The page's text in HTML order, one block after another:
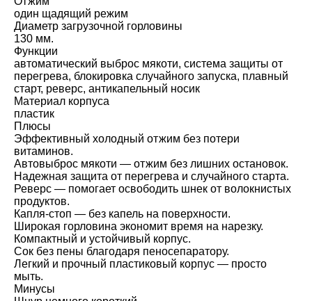
один щадящий режим
Диаметр загрузочной горловины
130 мм.
Функции
автоматический выброс мякоти, система защиты от
перегрева, блокировка случайного запуска, плавный
старт, реверс, антикапельный носик
Материал корпуса
пластик
Плюсы
Эффективный холодный отжим без потери
витаминов.
Автовыброс мякоти — отжим без лишних остановок.
Надежная защита от перегрева и случайного старта.
Реверс — помогает освободить шнек от волокнистых
продуктов.
Капля-стоп — без капель на поверхности.
Широкая горловина экономит время на нарезку.
Компактный и устойчивый корпус.
Сок без пены благодаря пеносепаратору.
Легкий и прочный пластиковый корпус — просто
мыть.
Минусы